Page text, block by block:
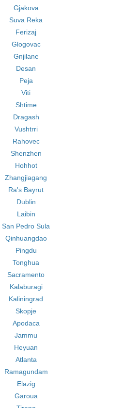
Gjakova
Suva Reka
Ferizaj
Glogovac
Gnjilane
Desan
Peja
Viti
Shtime
Dragash
Vushtrri
Rahovec
Shenzhen
Hohhot
Zhangjiagang
Ra's Bayrut
Dublin
Laibin
San Pedro Sula
Qinhuangdao
Pingdu
Tonghua
Sacramento
Kalaburagi
Kaliningrad
Skopje
Apodaca
Jammu
Heyuan
Atlanta
Ramagundam
Elazig
Garoua